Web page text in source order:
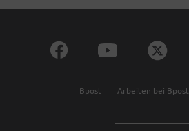
Bpost Arbeiten bei Bpost